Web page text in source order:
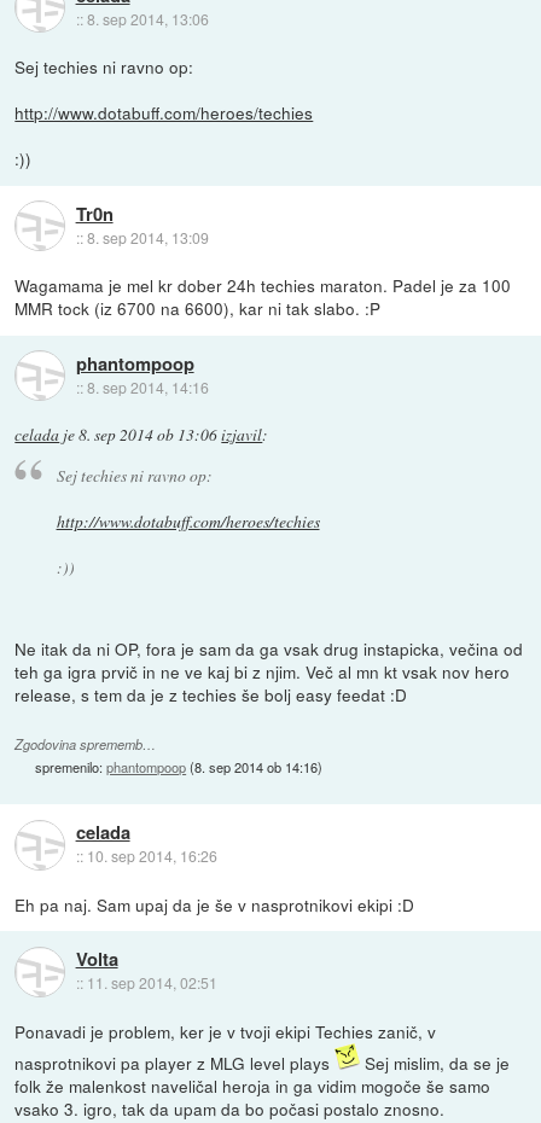
::8. sep 2014, 13:06
Sej techies ni ravno op:
http://www.dotabuff.com/heroes/techies
:))
Tr0n
::8. sep 2014, 13:09
Wagamama je mel kr dober 24h techies maraton. Padel je za 100
MMR tock (iz 6700 na 6600), kar ni tak slabo. :P
phantompoop
::8. sep 2014, 14:16
celada je8. sep 2014 ob 13:06izjavil:
Sej techies ni ravno op:
http://www.dotabuff.com/heroes/techies
:))
Ne itak da ni OP, fora je sam da ga vsak drug instapicka, večina od
teh ga igra prvič in ne ve kaj bi z njim. Več al mn kt vsak nov hero
release, s tem da je z techies še bolj easy feedat :D
Zgodovina sprememb…
spremenilo:phantompoop(8. sep 2014 ob 14:16)
celada
:: 10. sep 2014, 16:26
Eh pa naj. Sam upaj da je še v nasprotnikovi ekipi :D
Volta
:: 11. sep 2014, 02:51
Ponavadi je problem, ker je v tvoji ekipi Techies zanič, v
nasprotnikovi pa player z MLG level plays
Sej mislim, da se je
folk že malenkost naveličal heroja in ga vidim mogoče še samo
vsako 3. igro, tak da upam da bo počasi postalo znosno.